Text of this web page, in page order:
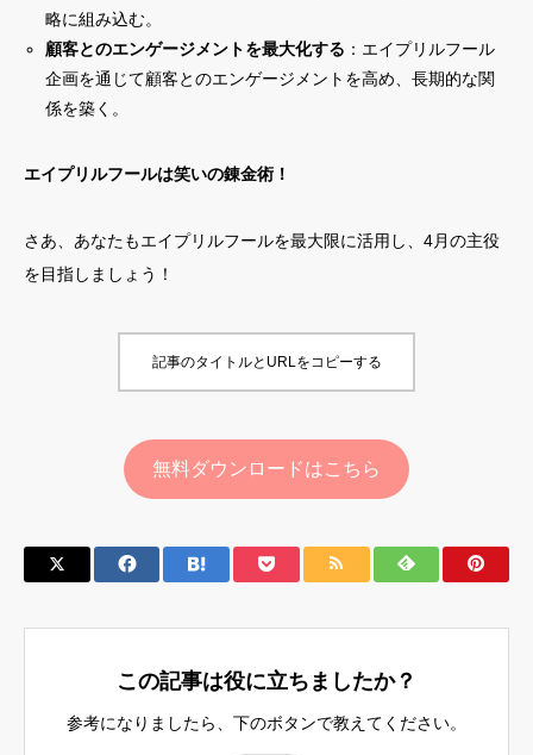
略に組み込む。
顧客とのエンゲージメントを最大化する ：エイプリルフール
企画を通じて顧客とのエンゲージメントを高め、長期的な関
係を築く。
エイプリルフールは笑いの錬金術！
さあ、あなたもエイプリルフールを最大限に活用し、4月の主役
を目指しましょう！
記事のタイトルとURLをコピーする
無料ダウンロードはこちら
この記事は役に立ちましたか？
参考になりましたら、下のボタンで教えてください。